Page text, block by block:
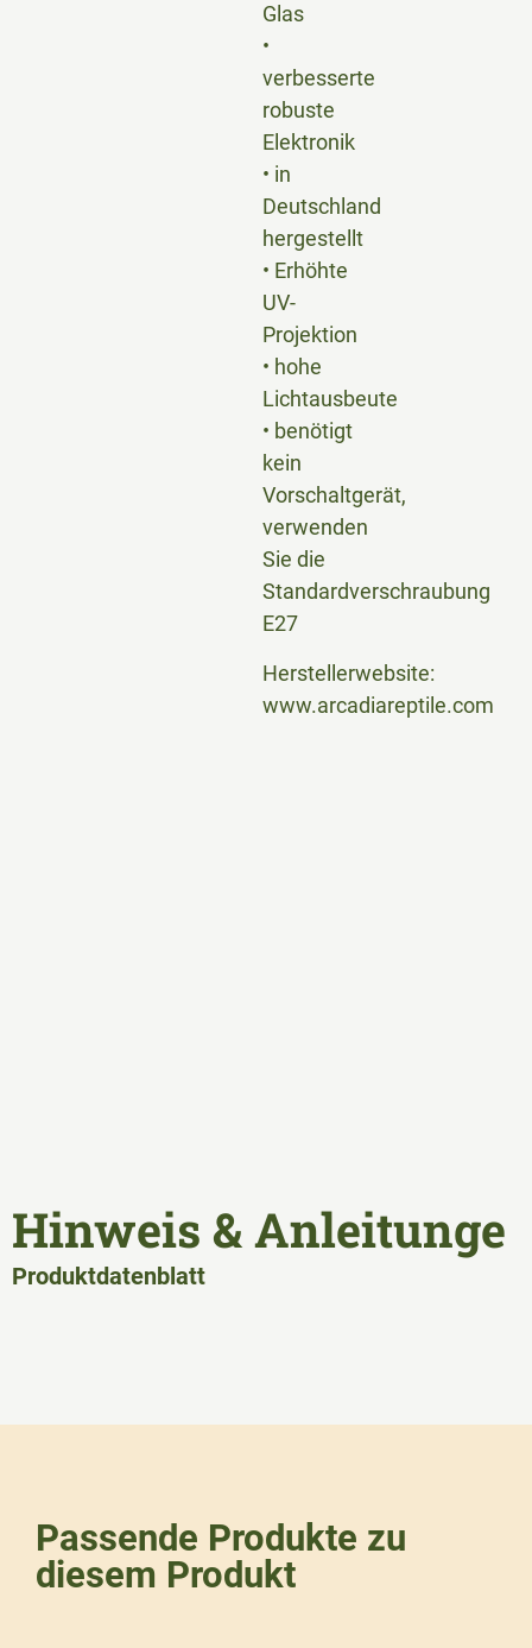
Glas
•
verbesserte
robuste
Elektronik
• in
Deutschland
hergestellt
• Erhöhte
UV-
Projektion
• hohe
Lichtausbeute
• benötigt
kein
Vorschaltgerät,
verwenden
Sie die
Standardverschraubung
E27
Herstellerwebsite:
www.arcadiareptile.com
Hinweis & Anleitunge
Produktdatenblatt
Passende Produkte zu
diesem Produkt